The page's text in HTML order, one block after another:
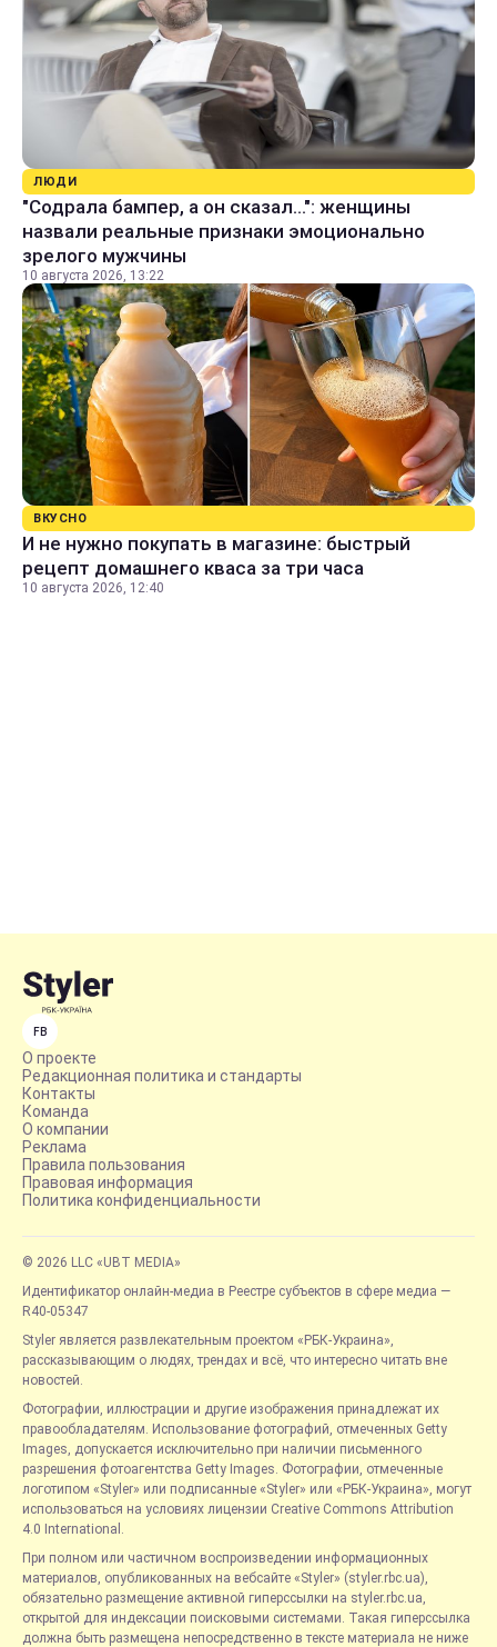
ЛЮДИ
"Содрала бампер, а он сказал...": женщины
назвали реальные признаки эмоционально
зрелого мужчины
10 августа 2026, 13:22
ВКУСНО
И не нужно покупать в магазине: быстрый
рецепт домашнего кваса за три часа
10 августа 2026, 12:40
FB
О проекте
Редакционная политика и стандарты
Контакты
Команда
О компании
Реклама
Правила пользования
Правовая информация
Политика конфиденциальности
© 2026 LLC «UBT MEDIA»
Идентификатор онлайн-медиа в Реестре субъектов в сфере медиа —
R40-05347
Styler является развлекательным проектом «РБК-Украина»,
рассказывающим о людях, трендах и всё, что интересно читать вне
новостей.
Фотографии, иллюстрации и другие изображения принадлежат их
правообладателям. Использование фотографий, отмеченных Getty
Images, допускается исключительно при наличии письменного
разрешения фотоагентства Getty Images. Фотографии, отмеченные
логотипом «Styler» или подписанные «Styler» или «РБК-Украина», могут
использоваться на условиях лицензии Creative Commons Attribution
4.0 International.
При полном или частичном воспроизведении информационных
материалов, опубликованных на вебсайте «Styler» (styler.rbc.ua),
обязательно размещение активной гиперссылки на styler.rbc.ua,
открытой для индексации поисковыми системами. Такая гиперссылка
должна быть размещена непосредственно в тексте материала не ниже